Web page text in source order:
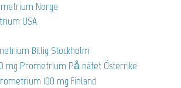
Norge
USA
Billig Stockholm
mg Prometrium På nätet Österrike
100 mg Finland